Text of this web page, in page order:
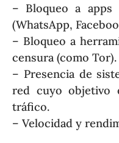
– Bloqueo a apps
(WhatsApp,
– Bloqueo a
censura (como Tor).
– Presencia de
red cuyo objetivo
tráfico.
– Velocidad y